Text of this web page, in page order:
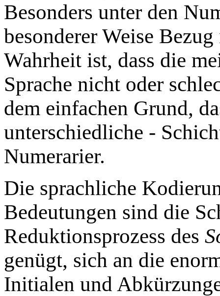
Besonders unter den
besonderer Weise
Wahrheit ist, dass die
Sprache nicht oder
dem einfachen Grund,
unterschiedliche -
Numerarier.
Die sprachliche
Bedeutungen sind die
Reduktionsprozess des
genügt, sich an die
Initialen und